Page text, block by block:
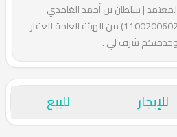
| سلطان بن أحمد الغامدي
حاصل على رخصة فال برقم (1100200602) من الهيئة العامة للعقار
وخدمتكم شرف لي .
للإيجار للبيع